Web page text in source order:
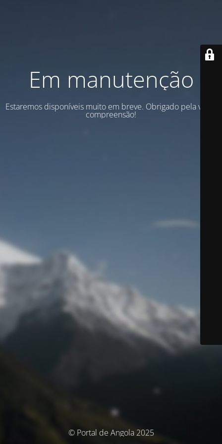
Em manutenção
Estaremos disponíveis muito em breve. Obrigado pela vossa
compreensão!
© Portal de Angola 2025